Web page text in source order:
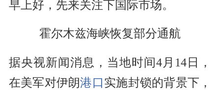
早上好，先来关注下国际市场。
霍尔木兹海峡恢复部分通航
据央视新闻消息，当地时间4月14日，
在美军对伊朗港口 实施封锁的背景下，